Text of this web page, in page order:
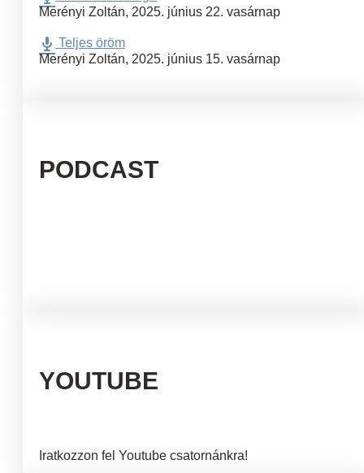
Merényi Zoltán, 2025. június 22. vasárnap
Teljes öröm
Merényi Zoltán, 2025. június 15. vasárnap
PODCAST
YOUTUBE
Iratkozzon fel Youtube csatornánkra!